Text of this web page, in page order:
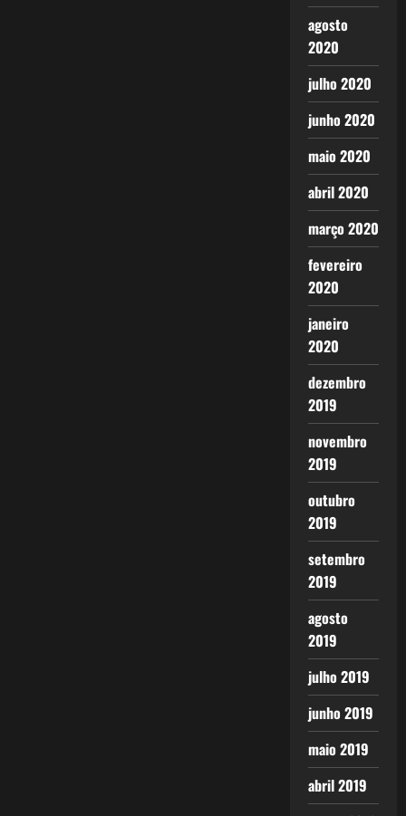
agosto
2020
julho 2020
junho 2020
maio 2020
abril 2020
março 2020
fevereiro
2020
janeiro
2020
dezembro
2019
novembro
2019
outubro
2019
setembro
2019
agosto
2019
julho 2019
junho 2019
maio 2019
abril 2019